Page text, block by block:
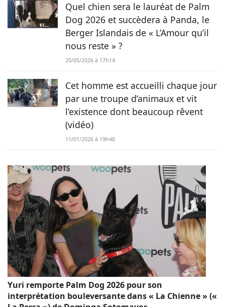
Quel chien sera le lauréat de Palm
Dog 2026 et succèdera à Panda, le
Berger Islandais de « L’Amour qu’il
nous reste » ?
20/05/2026 à 17h14
Cet homme est accueilli chaque jour
par une troupe d’animaux et vit
l’existence dont beaucoup rêvent
(vidéo)
11/01/2026 à 19h48
Yuri remporte Palm Dog 2026 pour son
interprétation bouleversante dans « La Chienne » («